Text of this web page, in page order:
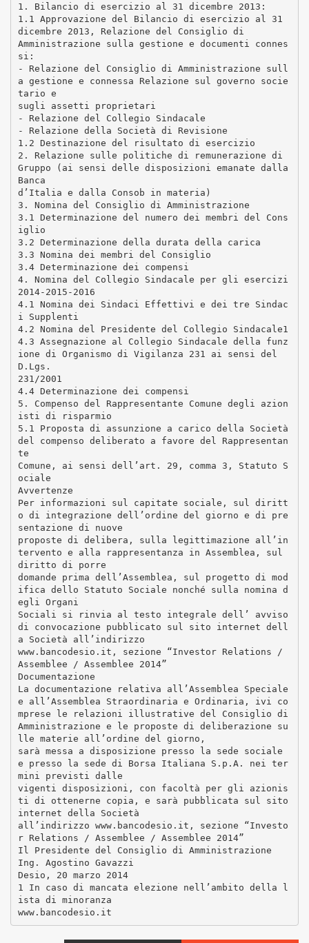
1. Bilancio di esercizio al 31 dicembre 2013:
1.1 Approvazione del Bilancio di esercizio al 31
dicembre 2013, Relazione del Consiglio di
Amministrazione sulla gestione e documenti connes
si:
- Relazione del Consiglio di Amministrazione sull
a gestione e connessa Relazione sul governo socie
tario e
sugli assetti proprietari
- Relazione del Collegio Sindacale
- Relazione della Società di Revisione
1.2 Destinazione del risultato di esercizio
2. Relazione sulle politiche di remunerazione di
Gruppo (ai sensi delle disposizioni emanate dalla
Banca
d’Italia e dalla Consob in materia)
3. Nomina del Consiglio di Amministrazione
3.1 Determinazione del numero dei membri del Cons
iglio
3.2 Determinazione della durata della carica
3.3 Nomina dei membri del Consiglio
3.4 Determinazione dei compensi
4. Nomina del Collegio Sindacale per gli esercizi
2014-2015-2016
4.1 Nomina dei Sindaci Effettivi e dei tre Sindac
i Supplenti
4.2 Nomina del Presidente del Collegio Sindacale1
4.3 Assegnazione al Collegio Sindacale della funz
ione di Organismo di Vigilanza 231 ai sensi del
D.Lgs.
231/2001
4.4 Determinazione dei compensi
5. Compenso del Rappresentante Comune degli azion
isti di risparmio
5.1 Proposta di assunzione a carico della Società
del compenso deliberato a favore del Rappresentan
te
Comune, ai sensi dell’art. 29, comma 3, Statuto S
ociale
Avvertenze
Per informazioni sul capitate sociale, sul diritt
o di integrazione dell’ordine del giorno e di pre
sentazione di nuove
proposte di delibera, sulla legittimazione all’in
tervento e alla rappresentanza in Assemblea, sul
diritto di porre
domande prima dell’Assemblea, sul progetto di mod
ifica dello Statuto Sociale nonché sulla nomina d
egli Organi
Sociali si rinvia al testo integrale dell’ avviso
di convocazione pubblicato sul sito internet dell
a Società all’indirizzo
www.bancodesio.it, sezione “Investor Relations /
Assemblee / Assemblee 2014”
Documentazione
La documentazione relativa all’Assemblea Speciale
e all’Assemblea Straordinaria e Ordinaria, ivi co
mprese le relazioni illustrative del Consiglio di
Amministrazione e le proposte di deliberazione su
lle materie all’ordine del giorno,
sarà messa a disposizione presso la sede sociale
e presso la sede di Borsa Italiana S.p.A. nei ter
mini previsti dalle
vigenti disposizioni, con facoltà per gli azionis
ti di ottenerne copia, e sarà pubblicata sul sito
internet della Società
all’indirizzo www.bancodesio.it, sezione “Investo
r Relations / Assemblee / Assemblee 2014”
Il Presidente del Consiglio di Amministrazione
Ing. Agostino Gavazzi
Desio, 20 marzo 2014
1 In caso di mancata elezione nell’ambito della l
ista di minoranza